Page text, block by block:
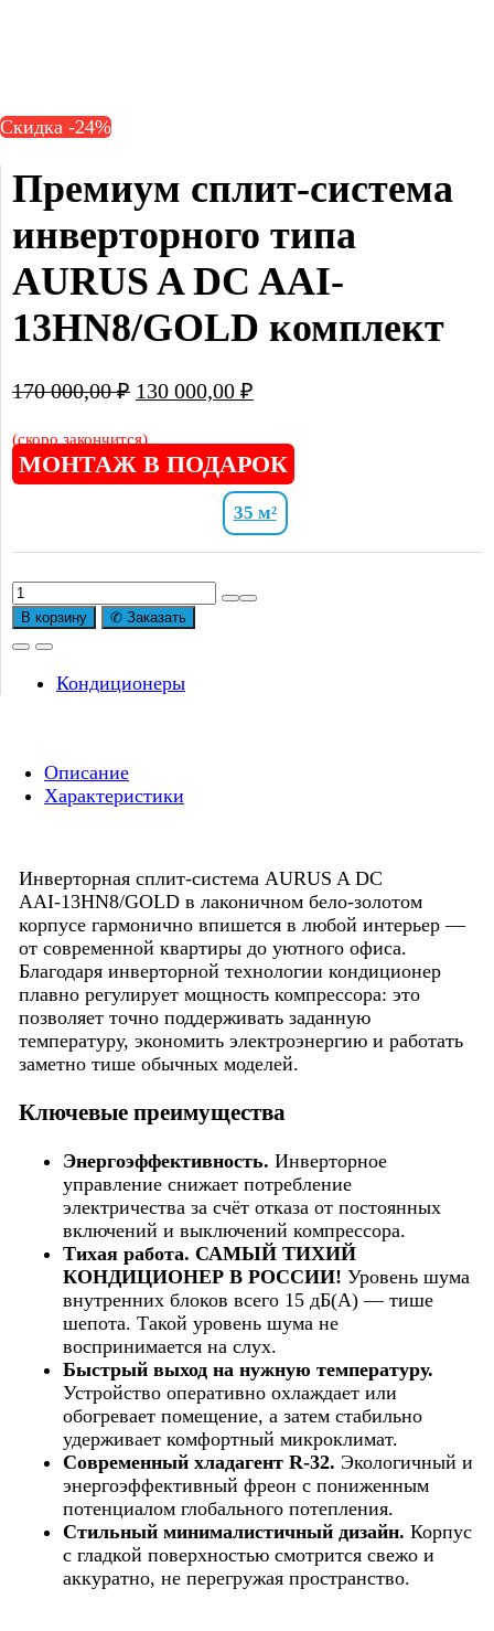
Скидка -24%
Премиум сплит-система
инверторного типа
AURUS A DC AAI-
13HN8/GOLD комплект
170 000,00₽ Первоначальная
составляла
170
000,00 ₽.
130 000,00 ₽
000,00 ₽.
(скоро закончится)
МОНТАЖ В ПОДАРОК
35 м²
Количество
товара
система
DC
комплект
В корзину ✆ Заказать
Кондиционеры
Описание
Характеристики
Инверторная сплит‑система AURUS A DC
AAI‑13HN8/GOLD в лаконичном бело-золотом
корпусе гармонично впишется в любой интерьер —
от современной квартиры до уютного офиса.
Благодаря инверторной технологии кондиционер
плавно регулирует мощность компрессора: это
позволяет точно поддерживать заданную
температуру, экономить электроэнергию и работать
заметно тише обычных моделей.
Ключевые преимущества
Энергоэффективность. Инверторное
управление снижает потребление
электричества за счёт отказа от постоянных
включений и выключений компрессора.
Тихая работа. САМЫЙ ТИХИЙ
КОНДИЦИОНЕР В РОССИИ! Уровень шума
внутренних блоков всего 15 дБ(А) — тише
шепота. Такой уровень шума не
воспринимается на слух.
Быстрый выход на нужную температуру.
Устройство оперативно охлаждает или
обогревает помещение, а затем стабильно
удерживает комфортный микроклимат.
Современный хладагент R‑32. Экологичный и
энергоэффективный фреон с пониженным
потенциалом глобального потепления.
Стильный минималистичный дизайн. Корпус
с гладкой поверхностью смотрится свежо и
аккуратно, не перегружая пространство.